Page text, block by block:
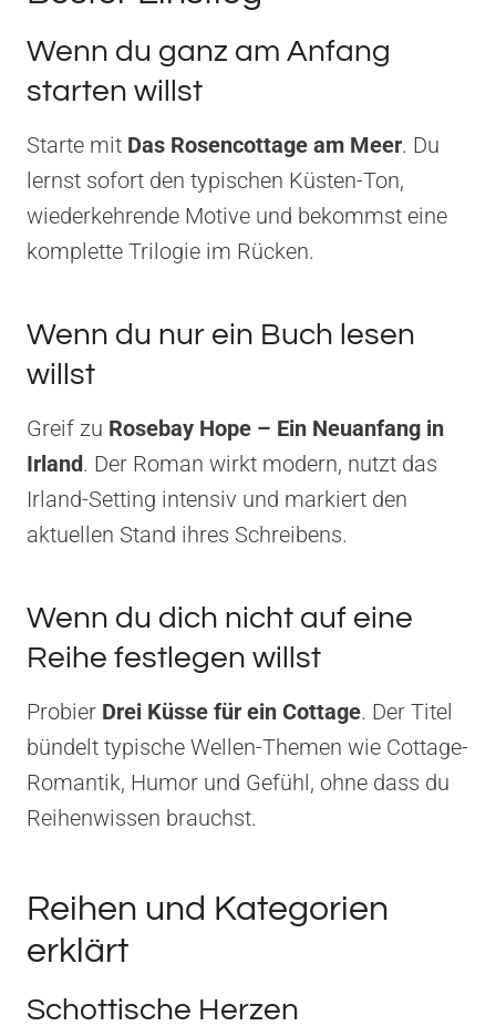
Wenn du ganz am Anfang
starten willst
Starte mit Das Rosencottage am Meer. Du
lernst sofort den typischen Küsten-Ton,
wiederkehrende Motive und bekommst eine
komplette Trilogie im Rücken.
Wenn du nur ein Buch lesen
willst
Greif zu Rosebay Hope – Ein Neuanfang in
Irland. Der Roman wirkt modern, nutzt das
Irland-Setting intensiv und markiert den
aktuellen Stand ihres Schreibens.
Wenn du dich nicht auf eine
Reihe festlegen willst
Probier Drei Küsse für ein Cottage. Der Titel
bündelt typische Wellen-Themen wie Cottage-
Romantik, Humor und Gefühl, ohne dass du
Reihenwissen brauchst.
Reihen und Kategorien
erklärt
Schottische Herzen